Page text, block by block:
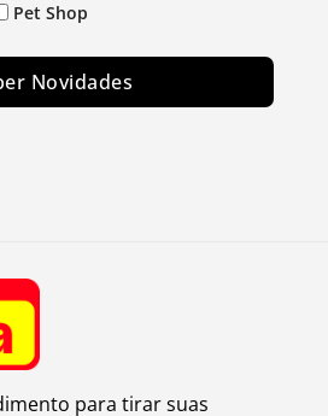
Pet Shop
Novidades
para tirar suas